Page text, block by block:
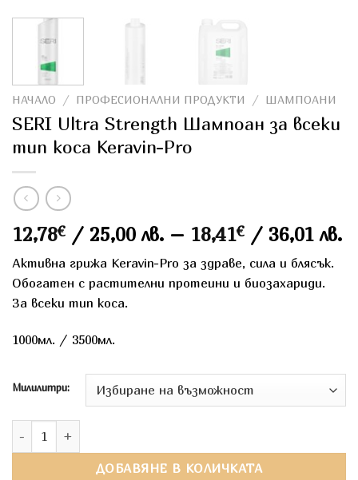
НАЧАЛО / ПРОФЕСИОНАЛНИ ПРОДУКТИ / ШАМПОАНИ
SERI Ultra Strength Шампоан за всеки
тип коса Keravin-Pro
12,78€ / 25,00 лв. – 18,41€ / 36,01 лв.
Активна грижа Keravin-Pro за здраве, сила и блясък.
Обогатен с растителни протеини и биозахариди.
За всеки тип коса.
1000мл. / 3500мл.
Милилитри:
количество за SERI Ultra Strength Шампоан за всеки тип
ДОБАВЯНЕ В КОЛИЧКАТА